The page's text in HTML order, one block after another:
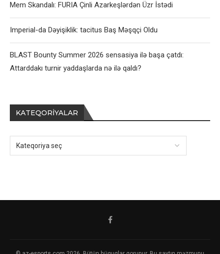
Mem Skandalı: FURIA Çinli Azarkeşlərdən Üzr İstədi
Imperial-da Dəyişiklik: tacitus Baş Məşqçi Oldu
BLAST Bounty Summer 2026 sensasiya ilə başa çatdı:
Attarddakı turnir yaddaşlarda nə ilə qaldı?
KATEQORIYALAR